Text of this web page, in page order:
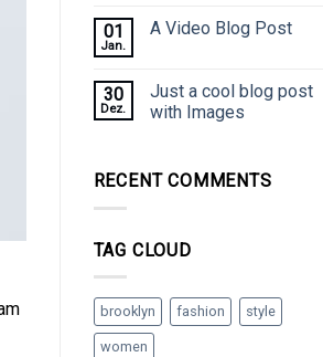
01
Jan.
A Video Blog Post
30
Dez.
Just a cool blog post
with Images
RECENT COMMENTS
TAG CLOUD
brooklyn fashion style
women